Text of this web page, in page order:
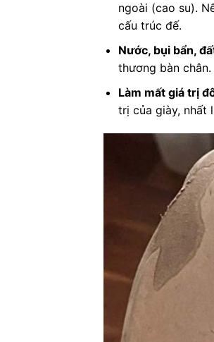
ngoài (cao su).
cấu trúc đế.
Nước, bụi bẩn,
thương bàn chân.
Làm mất giá trị
trị của giày, nhất